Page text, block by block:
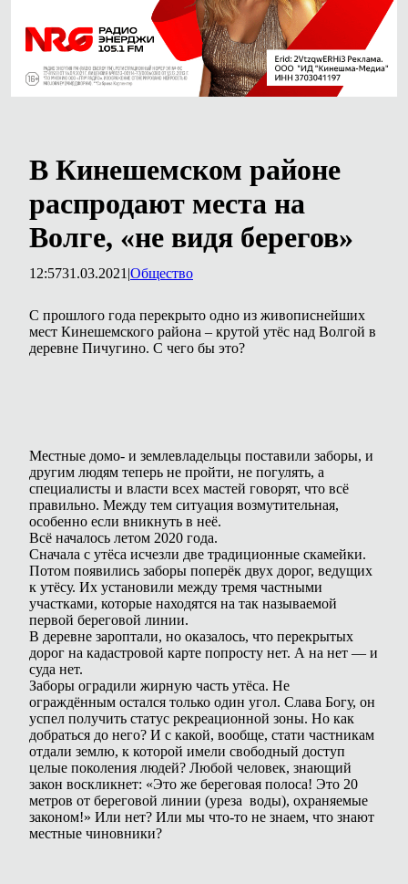
В Кинешемском районе
распродают места на
Волге, «не видя берегов»
12:5731.03.2021 |Общество
С прошлого года перекрыто одно из живописнейших
мест Кинешемского района – крутой утёс над Волгой в
деревне Пичугино. С чего бы это?
Местные домо- и землевладельцы поставили заборы, и
другим людям теперь не пройти, не погулять, а
специалисты и власти всех мастей говорят, что всё
правильно. Между тем ситуация возмутительная,
особенно если вникнуть в неё.
Всё началось летом 2020 года.
Сначала с утёса исчезли две традиционные скамейки.
Потом появились заборы поперёк двух дорог, ведущих
к утёсу. Их установили между тремя частными
участками, которые находятся на так называемой
первой береговой линии.
В деревне зароптали, но оказалось, что перекрытых
дорог на кадастровой карте попросту нет. А на нет — и
суда нет.
Заборы оградили жирную часть утёса. Не
ограждённым остался только один угол. Слава Богу, он
успел получить статус рекреационной зоны. Но как
добраться до него? И с какой, вообще, стати частникам
отдали землю, к которой имели свободный доступ
целые поколения людей? Любой человек, знающий
закон воскликнет: «Это же береговая полоса! Это 20
метров от береговой линии (уреза воды), охраняемые
законом!» Или нет? Или мы что-то не знаем, что знают
местные чиновники?